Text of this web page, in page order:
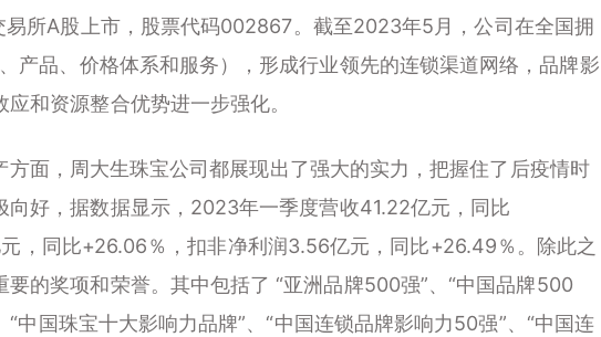
所A股上市，股票代码002867。截至2023年5月，公司在全国拥
产品、价格体系和服务），形成行业领先的连锁渠道网络，品牌影
和资源整合优势进一步强化。
面，周大生珠宝公司都展现出了强大的实力，把握住了后疫情时
向好，据数据显示，2023年一季度营收41.22亿元，同比
，同比+26.06％，扣非净利润3.56亿元，同比+26.49％。除此之
的奖项和荣誉。其中包括了 “亚洲品牌500强”、“中国品牌500
中国珠宝十大影响力品牌”、“中国连锁品牌影响力50强”、“中国连